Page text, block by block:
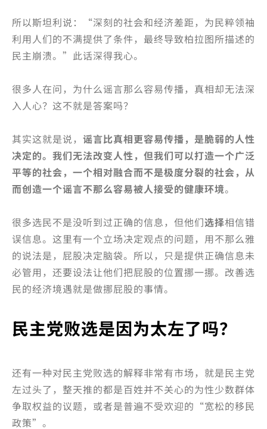
所以斯坦利说：“深刻的社会和经济差距，为民粹领袖
利用人们的不满提供了条件，最终导致柏拉图所描述的
民主崩溃。”此话深得我心。
很多人在问，为什么谣言那么容易传播，真相却无法深
入人心？这不就是答案吗？
其实这就是说， 谣言比真相更容易传播，是脆弱的人性
决定的。我们无法改变人性，但我们可以打造一个广泛
平等的社会，一个相对融合而不是极度分裂的社会，从
而创造一个谣言不那么容易被人接受的健康环境。
很多选民不是没听到过正确的信息，但他们选择相信错
误信息。这里有一个立场决定观点的问题，用不那么雅
的说法是，屁股决定脑袋。所以，只是提供正确信息未
必管用，还要设法让他们把屁股的位置挪一挪。改善选
民的经济境遇就是做挪屁股的事情。
民主党败选是因为太左了吗？
还有一种对民主党败选的解释非常有市场，就是民主党
左过头了，整天推的都是百姓并不关心的为性少数群体
争取权益的议题，或者是普遍不受欢迎的“宽松的移民
政策”。